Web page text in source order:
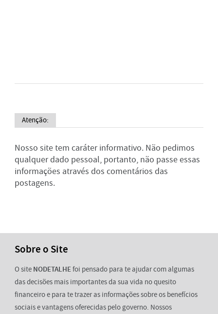
Atenção:
Nosso site tem caráter informativo. Não pedimos
qualquer dado pessoal, portanto, não passe essas
informações através dos comentários das
postagens.
Sobre o Site
O site NODETALHEfoi pensado para te ajudar com algumas
das decisões mais importantes da sua vida no quesito
financeiro e para te trazer as informações sobre os benefícios
sociais e vantagens oferecidas pelo governo. Nossos